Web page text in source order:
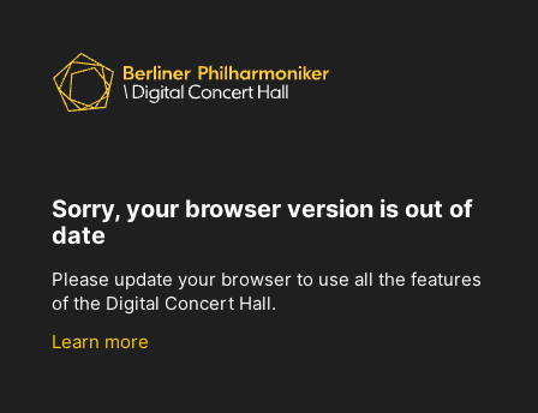
Sorry, your browser version is out of
date
Please update your browser to use all the features
of the Digital Concert Hall.
Learn more